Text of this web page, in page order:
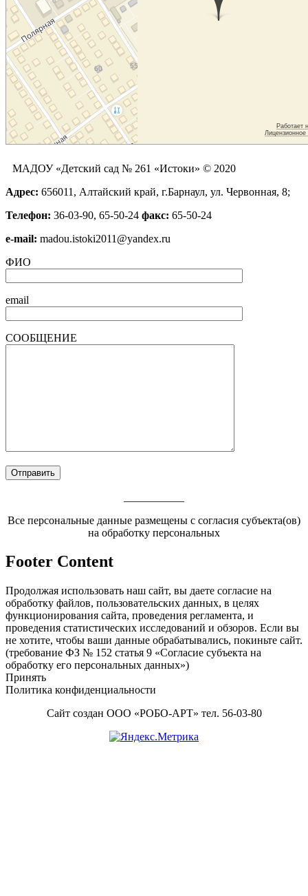
МАДОУ «Детский сад № 261 «Истоки» © 2020
Адрес: 656011, Алтайский край, г.Барнаул, ул. Червонная, 8;
Телефон: 36-03-90, 65-50-24 факс: 65-50-24
е-mail: madou.istoki2011@yandex.ru
ФИО
email
СООБЩЕНИЕ
Все персональные данные размещены с согласия субъекта(ов)
на обработку персональных
Footer Content
Продолжая использовать наш сайт, вы даете согласие на
обработку файлов, пользовательских данных, в целях
функционирования сайта, проведения регламента, и
проведения статистических исследований и обзоров. Если вы
не хотите, чтобы ваши данные обрабатывались, покиньте сайт.
(требование ФЗ № 152 статья 9 «Согласие субъекта на
обработку его персональных данных»)
Принять
Политика конфиденциальности
Сайт создан ООО «РОБО-АРТ» тел. 56-03-80